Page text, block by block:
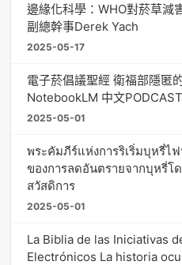
邊緣化科學：WHO對菸草減
副總幹事Derek Yach
2025-05-17
電子菸倡議聖經 衛福部隱匿
NotebookLM 中文PODCAST
2025-05-01
พระคัมภีร์แห่งการริเริ่มบุหรี่ไ
ของการลดอันตรายจากบุหรี่โ
สวัสดิการ
2025-05-01
La Biblia de las Iniciativas
Electrónicos La historia